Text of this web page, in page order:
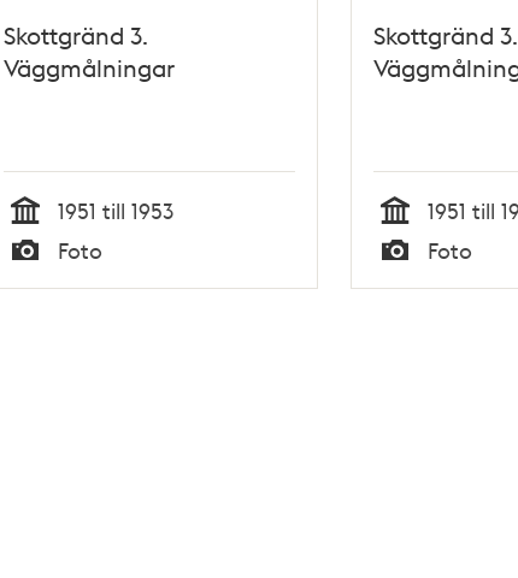
Skottgränd 3.
Väggmålningar
Tid
1951 till 1953
Typ
Foto
Skottgränd 3.
Tid
1951 till
Typ
Foto